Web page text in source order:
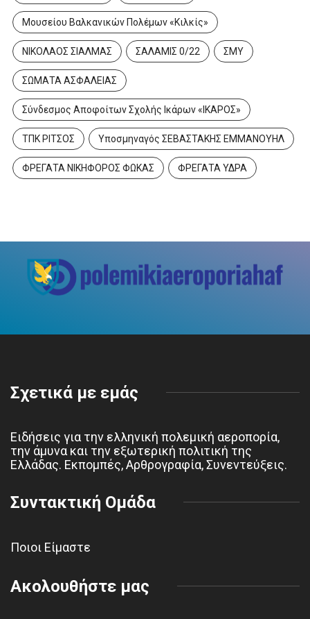
Μουσείου Βαλκανικών Πολέμων «Κιλκίς»
ΝΙΚΟΛΑΟΣ ΣΙΑΛΜΑΣ ΣΑΛΑΜΙΣ 0/22 ΣΜΥ
ΣΩΜΑΤΑ ΑΣΦΑΛΕΙΑΣ
Σύνδεσμος Αποφοίτων Σχολής Ικάρων «ΙΚΑΡΟΣ»
ΤΠΚ ΡΙΤΣΟΣ Υποσμηναγός ΣΕΒΑΣΤΑΚΗΣ ΕΜΜΑΝΟΥΗΛ
ΦΡΕΓΑΤΑ ΝΙΚΗΦΟΡΟΣ ΦΩΚΑΣ ΦΡΕΓΑΤΑ ΥΔΡΑ
Σχετικά με εμάς
Ειδήσεις για την ελληνική πολεμική αεροπορία,
την άμυνα και την εξωτερική πολιτική της
Ελλάδας. Εκπομπές, Αρθρογραφία, Συνεντεύξεις.
Συντακτική Ομάδα
Ποιοι Είμαστε
Ακολουθήστε μας